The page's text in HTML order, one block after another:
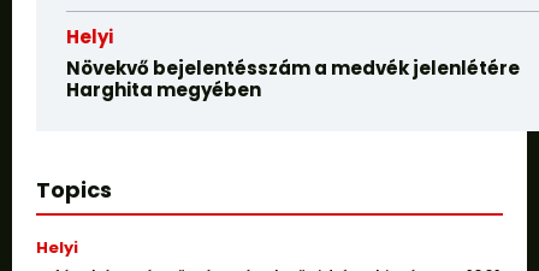
Helyi
Növekvő bejelentésszám a medvék jelenlétére
Harghita megyében
Topics
Helyi